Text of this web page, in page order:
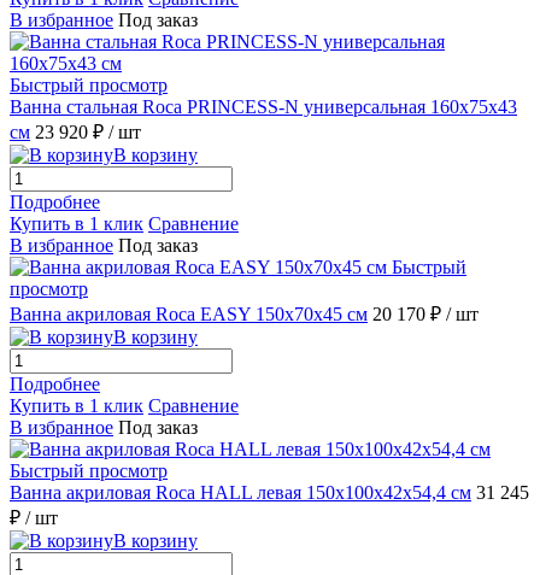
В избранное Под заказ
Быстрый просмотр
Ванна стальная Roca PRINCESS-N универсальная 160x75x43
см 23 920 ₽ / шт
В корзину
Подробнее
Купить в 1 клик Сравнение
В избранное Под заказ
Быстрый
просмотр
Ванна акриловая Roca EASY 150x70x45 см 20 170 ₽ / шт
В корзину
Подробнее
Купить в 1 клик Сравнение
В избранное Под заказ
Быстрый просмотр
Ванна акриловая Roca HALL левая 150x100x42x54,4 см 31 245
₽ / шт
В корзину